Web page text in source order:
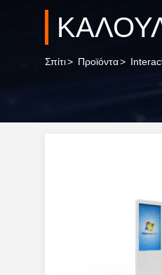
Σπίτι> Προϊόντα>